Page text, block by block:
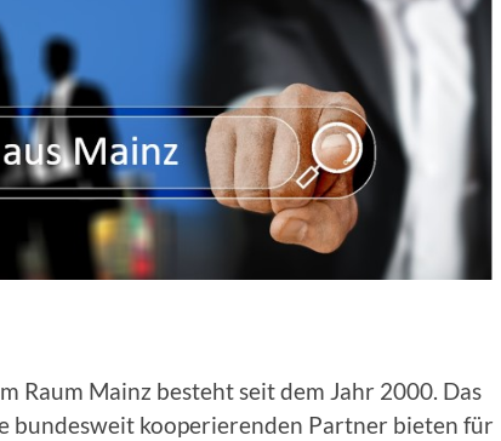
Raum Mainz besteht seit dem Jahr 2000. Das
bundesweit kooperierenden Partner bieten für